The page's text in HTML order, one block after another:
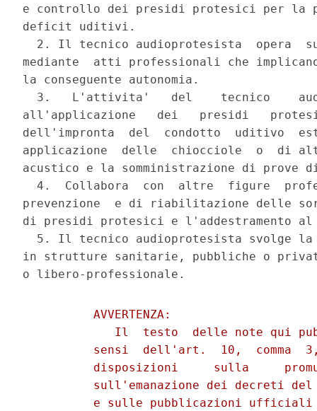
e controllo dei presidi protesici per la
deficit uditivi.
2. Il tecnico audioprotesista  opera
mediante  atti professionali che
la conseguente autonomia.
3.   L'attivita'   del    tecnico
all'applicazione   dei   presidi
dell'impronta  del  condotto  uditivo
applicazione  delle  chiocciole  o  di
acustico e la somministrazione di prove
4.  Collabora  con  altre  figure
prevenzione  e di riabilitazione delle
di presidi protesici e l'addestramento
5. Il tecnico audioprotesista svolge
in strutture sanitarie, pubbliche o
          AVVERTENZA:
Il  testo  delle note qui
sensi  dell'art.  10,  comma
disposizioni     sulla
sull'emanazione dei decreti
e sulle pubblicazioni